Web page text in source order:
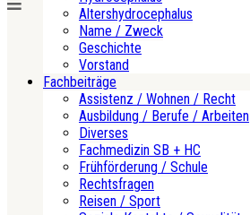
Altershydrocephalus
Name / Zweck
Geschichte
Vorstand
Fachbeiträge
Assistenz / Wohnen / Recht
Ausbildung / Berufe / Arbeiten
Diverses
Fachmedizin SB + HC
Frühförderung / Schule
Rechtsfragen
Reisen / Sport